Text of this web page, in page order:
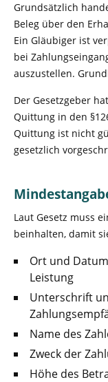
Grundsätzlich
Beleg über den
Ein Gläubiger ist
bei
auszustellen.
Der Gesetzgeber
Quittung in den
Quittung ist nicht
gesetzlich
Laut Gesetz muss
beinhalten, damit
Ort und
Leistung
Unterschrift
Name des
Zweck der
Höhe des